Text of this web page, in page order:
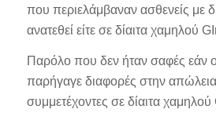
που περιελάμβαναν ασθενείς με
ανατεθεί είτε σε δίαιτα χαμηλού
Παρόλο που δεν ήταν σαφές εάν
παρήγαγε διαφορές στην
συμμετέχοντες σε δίαιτα